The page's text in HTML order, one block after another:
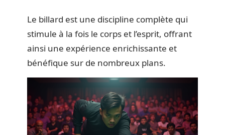
Le billard est une discipline complète qui
stimule à la fois le corps et l’esprit, offrant
ainsi une expérience enrichissante et
bénéfique sur de nombreux plans.